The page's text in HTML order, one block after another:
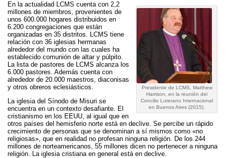
Presidente de LCMS, Matthew
Harrison, en la reunión del
Concilio Luterano Internacional
en Buenos Aires (2015).
En la actualidad LCMS cuenta con 2,2
millones de miembros, provenientes de
unos 600.000 hogares distribuidos en
6.200 congregaciones que están
organizadas en 35 distritos. LCMS tiene
relación con 36 iglesias hermanas
alrededor del mundo con las cuales ha
establecido comunión de altar y púlpito.
La lista de pastores de LCMS alcanza los
6.000 pastores. Además cuenta con
alrededor de 20.000 maestros, diaconisas
y otros obreros eclesiásticos.
La iglesia del Sínodo de Misuri se
encuentra en un contexto desafiante. El
cristianismo en los EEUU, al igual que en
otros países del hemisferio norte está en declive. Se percibe un rápido
crecimiento de personas que se denominan a sí mismos como «no
religiosas», que en realidad no profesan ninguna religión. De los 244
millones de norteamericanos, 55 millones dicen no pertenecer a ninguna
religión. La iglesia cristiana en general está en declive.